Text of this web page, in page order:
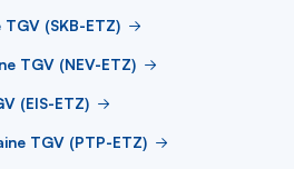
(SKB-ETZ)
TGV (NEV-ETZ)
(EIS-ETZ)
TGV (PTP-ETZ)